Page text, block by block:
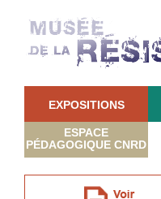
EXPOSITIONS
ESPACE
PÉDAGOGIQUE CNRD